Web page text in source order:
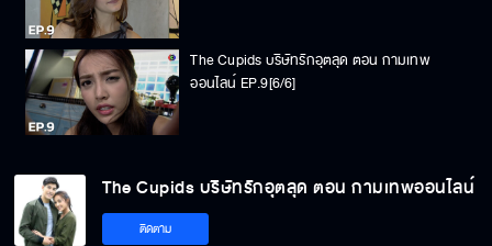
The Cupids บริษัทรักอุตลุด ตอน กามเทพ
ออนไลน์ EP.9[6/6]
The Cupids บริษัทรักอุตลุด ตอน กามเทพออนไลน์
ติดตาม